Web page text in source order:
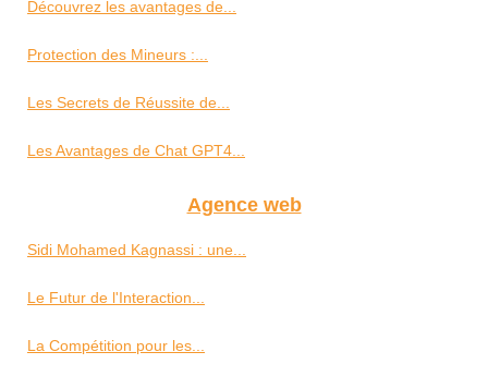
Découvrez les avantages de...
Protection des Mineurs :...
Les Secrets de Réussite de...
Les Avantages de Chat GPT4...
Agence web
Sidi Mohamed Kagnassi : une...
Le Futur de l'Interaction...
La Compétition pour les...